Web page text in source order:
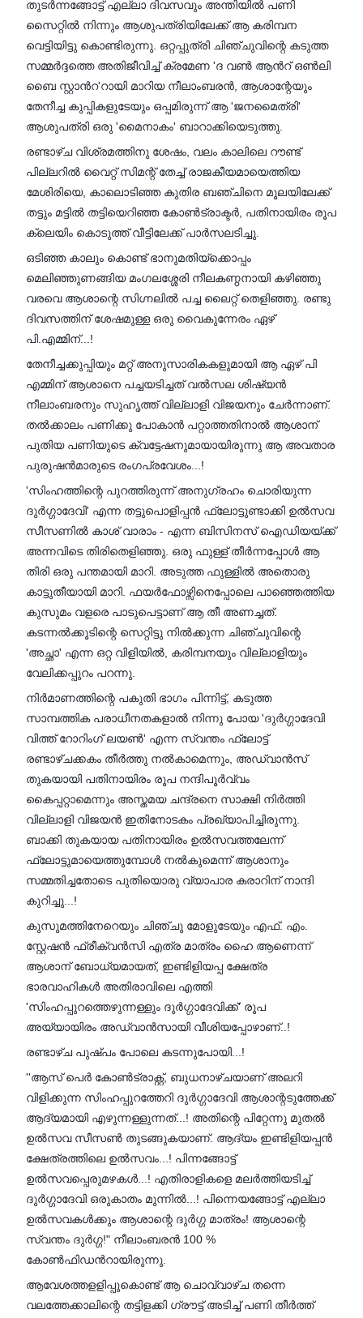
തുടർന്നങ്ങോട്ട് എല്ലാ ദിവസവും അന്തിയിൽ പണി
സൈറ്റിൽ നിന്നും ആശുപത്രിയിലേക്ക് ആ കരിമ്പന
വെട്ടിയിട്ടു കൊണ്ടിരുന്നു. ഒറ്റപ്പുത്രി ചിഞ്ചുവിന്റെ കടുത്ത
സമ്മർദ്ദത്തെ അതിജീവിച്ച് ക്രമേണ 'ദ വൺ ആൻറ് ഒൺലി
ബൈ സ്റ്റാൻറ'റായി മാറിയ നീലാംബരൻ, ആശാന്റേയും
തേനീച്ച കുപ്പികളുടേയും ഒപ്പമിരുന്ന് ആ 'ജനമൈത്രി'
ആശുപത്രി ഒരു 'മൈനാകം' ബാറാക്കിയെടുത്തു.
രണ്ടാഴ്ച വിശ്രമത്തിനു ശേഷം, വലം കാലിലെ റൗണ്ട്
പില്ലറിൽ വൈറ്റ് സിമന്റ് തേച്ച് രാജകീയമായെത്തിയ
മേശിരിയെ, കാലൊടിഞ്ഞ കുതിര ബഞ്ചിനെ മൂലയിലേക്ക്
തട്ടും മട്ടിൽ തട്ടിയെറിഞ്ഞ കോൺട്രാക്ടർ, പതിനായിരം രൂപ
ക്ലെയിം കൊടുത്ത് വീട്ടിലേക്ക് പാർസലടിച്ചു.
ഒടിഞ്ഞ കാലും കൊണ്ട് ഭാനുമതിയ്ക്കൊപ്പം
മെലിഞ്ഞുണങ്ങിയ മംഗലശ്ശേരി നീലകണ്ഠനായി കഴിഞ്ഞു
വരവെ ആശാന്റെ സിഗ്നലിൽ പച്ച ലൈറ്റ് തെളിഞ്ഞു. രണ്ടു
ദിവസത്തിന് ശേഷമുള്ള ഒരു വൈകുന്നേരം ഏഴ്
പി.എമ്മിന്...!
തേനീച്ചക്കുപ്പിയും മറ്റ് അനുസാരികകളുമായി ആ ഏഴ് പി
എമ്മിന് ആശാനെ പച്ചയടിച്ചത് വൽസല ശിഷ്യൻ
നീലാംബരനും സുഹൃത്ത് വില്ലാളി വിജയനും ചേർന്നാണ്.
തൽക്കാലം പണിക്കു പോകാൻ പറ്റാത്തതിനാൽ ആശാന്
പുതിയ പണിയുടെ ക്വട്ടേഷനുമായായിരുന്നു ആ അവതാര
പുരുഷൻമാരുടെ രംഗപ്രവേശം...!
'സിംഹത്തിന്റെ പുറത്തിരുന്ന് അനുഗ്രഹം ചൊരിയുന്ന
ദുർഗ്ഗാദേവി' എന്ന തട്ടുപൊളിപ്പൻ ഫ്ലോട്ടുണ്ടാക്കി ഉൽസവ
സീസണിൽ കാശ് വാരാം - എന്ന ബിസിനസ് ഐഡിയയ്ക്ക്
അന്നവിടെ തിരിതെളിഞ്ഞു. ഒരു ഫുള്ള് തീർന്നപ്പോൾ ആ
തിരി ഒരു പന്തമായി മാറി. അടുത്ത ഫുള്ളിൽ അതൊരു
കാട്ടുതീയായി മാറി. ഫയർഫോഴ്സിനെപ്പോലെ പാഞ്ഞെത്തിയ
കുസുമം വളരെ പാടുപെട്ടാണ് ആ തീ അണച്ചത്.
കടന്നൽക്കൂടിന്റെ സെറ്റിട്ടു നിൽക്കുന്ന ചിഞ്ചുവിന്റെ
'അച്ഛാ' എന്ന ഒറ്റ വിളിയിൽ, കരിമ്പനയും വില്ലാളിയും
വേലിക്കപ്പുറം പറന്നു.
നിർമാണത്തിന്റെ പകുതി ഭാഗം പിന്നിട്ട്, കടുത്ത
സാമ്പത്തിക പരാധീനതകളാൽ നിന്നു പോയ 'ദുർഗ്ഗാദേവി
വിത്ത് റോറിംഗ് ലയൺ' എന്ന സ്വന്തം ഫ്ലോട്ട്
രണ്ടാഴ്ചക്കകം തീർത്തു നൽകാമെന്നും, അഡ്വാൻസ്
തുകയായി പതിനായിരം രൂപ നന്ദിപൂർവ്വം
കൈപ്പറ്റാമെന്നും അസ്തമയ ചന്ദ്രനെ സാക്ഷി നിർത്തി
വില്ലാളി വിജയൻ ഇതിനോടകം പ്രഖ്യാപിച്ചിരുന്നു.
ബാക്കി തുകയായ പതിനായിരം ഉൽസവത്തലേന്ന്
ഫ്ലോട്ടുമായെത്തുമ്പോൾ നൽകുമെന്ന് ആശാനും
സമ്മതിച്ചതോടെ പുതിയൊരു വ്യാപാര കരാറിന് നാന്ദി
കുറിച്ചു...!
കുസുമത്തിനേറെയും ചിഞ്ചു മോളുടേയും എഫ്. എം.
സ്റ്റേഷൻ ഫ്രീക്വൻസി എത്ര മാത്രം ഹൈ ആണെന്ന്
ആശാന് ബോധ്യമായത്, ഇണ്ടിളിയപ്പ ക്ഷേത്ര
ഭാരവാഹികൾ അതിരാവിലെ എത്തി
'സിംഹപ്പുറത്തെഴുന്നള്ളും ദുർഗ്ഗാദേവിക്ക്' രൂപ
അയ്യായിരം അഡ്വാൻസായി വീശിയപ്പോഴാണ്..!
രണ്ടാഴ്ച പുഷ്പം പോലെ കടന്നുപോയി...!
''ആസ് പെർ കോൺട്രാക്റ്റ്, ബുധനാഴ്ചയാണ് അലറി
വിളിക്കുന്ന സിംഹപ്പുറത്തേറി ദുർഗ്ഗാദേവി ആശാന്റടുത്തേക്ക്
ആദ്യമായി എഴുന്നള്ളുന്നത്...! അതിന്റെ പിറ്റേന്നു മുതൽ
ഉൽസവ സീസൺ തുടങ്ങുകയാണ്. ആദ്യം ഇണ്ടിളിയപ്പൻ
ക്ഷേത്രത്തിലെ ഉൽസവം...! പിന്നങ്ങോട്ട്
ഉൽസവപ്പെരുമഴകൾ...! എതിരാളികളെ മലർത്തിയടിച്ച്
ദുർഗ്ഗാദേവി ഒരുകാതം മുന്നിൽ...! പിന്നെയങ്ങോട്ട് എല്ലാ
ഉൽസവകൾക്കും ആശാന്റെ ദുർഗ്ഗ മാത്രം! ആശാന്റെ
സ്വന്തം ദുർഗ്ഗ!" നീലാംബരൻ 100 %
കോൺഫിഡൻറായിരുന്നു.
ആവേശത്തളളിപ്പുകൊണ്ട് ആ ചൊവ്വാഴ്ച തന്നെ
വലത്തേക്കാലിന്റെ തട്ടിളക്കി ഗ്രൗട്ട് അടിച്ച് പണി തീർത്ത്